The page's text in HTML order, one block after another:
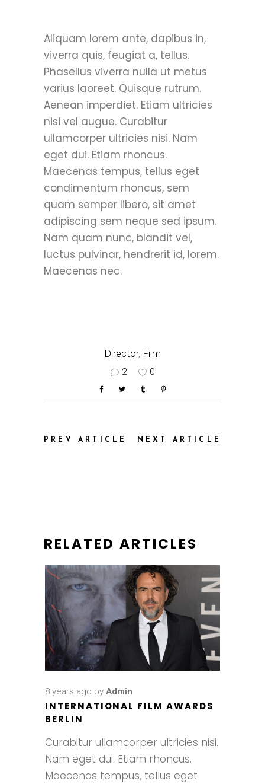
Aliquam lorem ante, dapibus in,
viverra quis, feugiat a, tellus.
Phasellus viverra nulla ut metus
varius laoreet. Quisque rutrum.
Aenean imperdiet. Etiam ultricies
nisi vel augue. Curabitur
ullamcorper ultricies nisi. Nam
eget dui. Etiam rhoncus.
Maecenas tempus, tellus eget
condimentum rhoncus, sem
quam semper libero, sit amet
adipiscing sem neque sed ipsum.
Nam quam nunc, blandit vel,
luctus pulvinar, hendrerit id, lorem.
Maecenas nec.
Director, Film
2 0
PREV ARTICLE NEXT ARTICLE
RELATED ARTICLES
8 years ago by Admin
INTERNATIONAL FILM AWARDS
BERLIN
Curabitur ullamcorper ultricies nisi.
Nam eget dui. Etiam rhoncus.
Maecenas tempus, tellus eget